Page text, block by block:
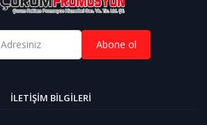
Abone ol
İLETIŞIM BILGILERI